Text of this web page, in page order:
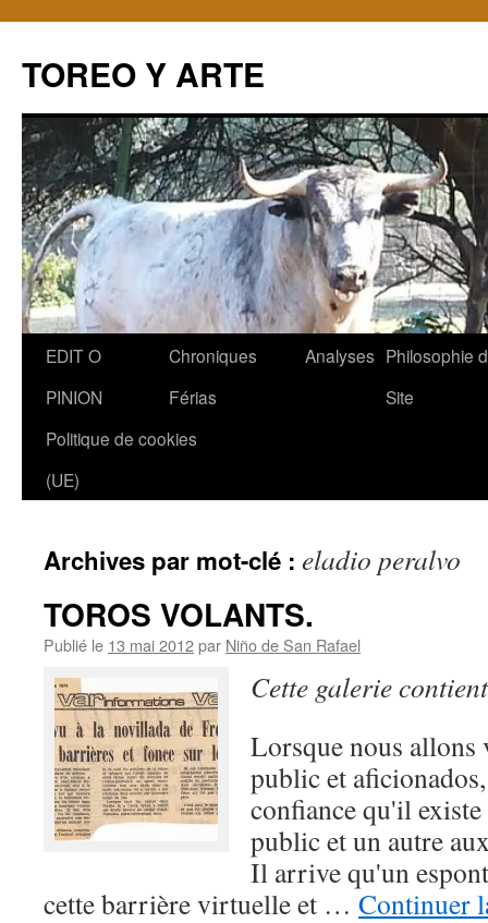
TOREO Y ARTE
Aller
contenu
EDIT O
PINION
Chroniques
Férias
Analyses Philosophie
Site
Politique de cookies
(UE)
Archives par mot-clé : eladio peralvo
TOROS VOLANTS.
Publié le 13 mai 2012par Niño de San Rafael
Cette galerie
Lorsque nous
public et
confiance qu'il
public et un autre
Il arrive qu'un
cette barrière virtuelle et … Continuer